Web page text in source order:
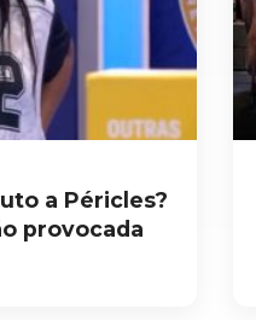
a Péricles?
provocada